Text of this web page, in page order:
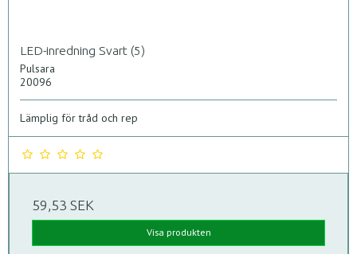
LED-inredning Svart (5)
Pulsara
20096
Lämplig för tråd och rep
59,53 SEK
Visa produkten